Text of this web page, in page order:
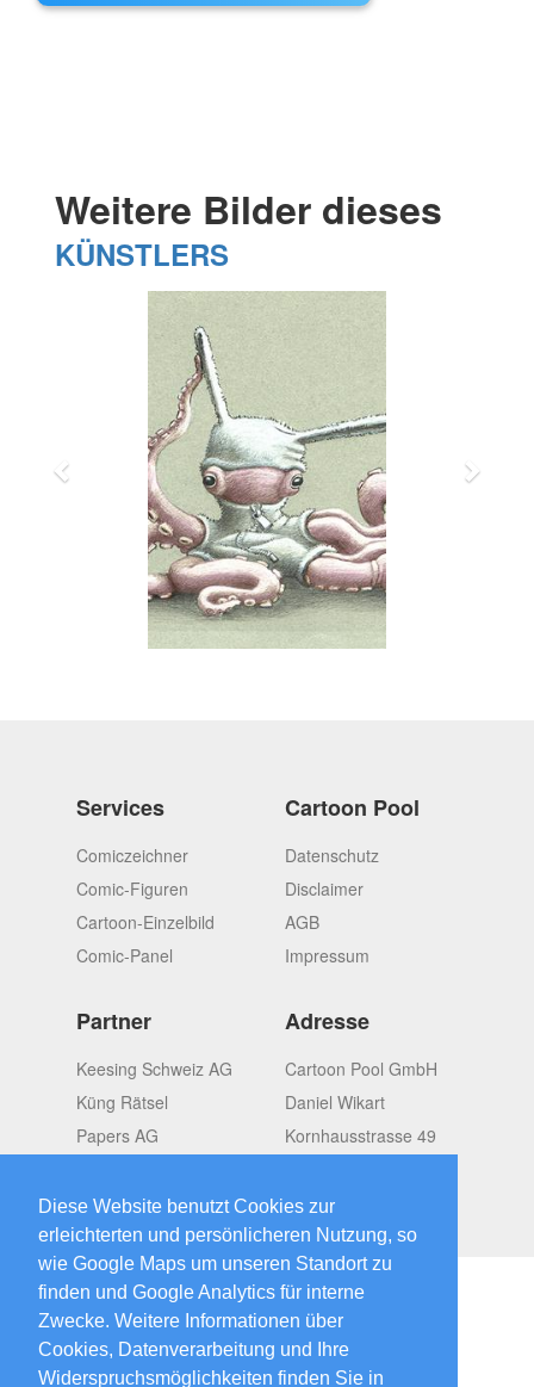
Diese Website benutzt Cookies zur
erleichterten und persönlicheren Nutzung, so
wie Google Maps um unseren Standort zu
finden und Google Analytics für interne
Zwecke. Weitere Informationen über
Cookies, Datenverarbeitung und Ihre
Widerspruchsmöglichkeiten finden Sie in
Weitere Bilder dieses
KÜNSTLERS
Services
Comiczeichner
Comic-Figuren
Cartoon-Einzelbild
Comic-Panel
Cartoon Pool
Datenschutz
Disclaimer
AGB
Impressum
Partner
Keesing Schweiz AG
Küng Rätsel
Papers AG
Adresse
Cartoon Pool GmbH
Daniel Wikart
Kornhausstrasse 49
Switzerland
2026 © CartoonPoolcreated by